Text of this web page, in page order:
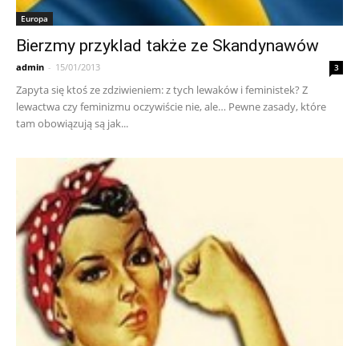
Europa
Bierzmy przyklad także ze Skandynawów
admin - 15/01/2013 3
Zapyta się ktoś ze zdziwieniem: z tych lewaków i feministek? Z
lewactwa czy feminizmu oczywiście nie, ale… Pewne zasady, które
tam obowiązują są jak...